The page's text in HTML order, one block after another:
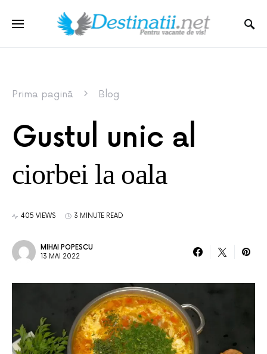
Prima pagină Blog
Gustul unic al
ciorbei la oala
405 VIEWS 3 MINUTE READ
MIHAI POPESCU
13 MAI 2022